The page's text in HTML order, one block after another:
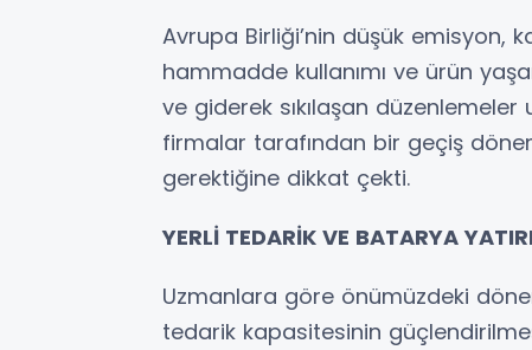
Avrupa Birliği’nin düşük emisyon,
hammadde kullanımı ve ürün
ve giderek sıkılaşan
firmalar tarafından bir geçiş
gerektiğine dikkat çekti.
YERLİ TEDARİK VE BATARYA
Uzmanlara göre önümüzdeki
tedarik kapasitesinin